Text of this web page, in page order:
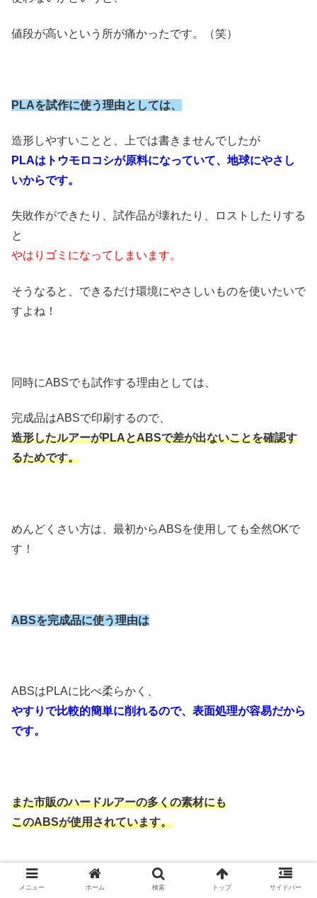
値段が高いという所が痛かったです。（笑）
PLAを試作に使う理由としては、
造形しやすいことと、上では書きませんでしたが
PLAはトウモロコシが原料になっていて、地球にやさし
いからです。
失敗作ができたり、試作品が壊れたり、ロストしたりする
と
やはりゴミになってしまいます。
そうなると、できるだけ環境にやさしいものを使いたいで
すよね！
同時にABSでも試作する理由としては、
完成品はABSで印刷するので、
造形したルアーがPLAとABSで差が出ないことを確認す
るためです。
めんどくさい方は、最初からABSを使用しても全然OKで
す！
ABSを完成品に使う理由は
ABSはPLAに比べ柔らかく、
やすりで比較的簡単に削れるので、表面処理が容易だから
です。
また市販のハードルアーの多くの素材にも
このABSが使用されています。
表面処理を簡単にきれいにできるので、
メニュー ホーム 検索 トップ サイドバー